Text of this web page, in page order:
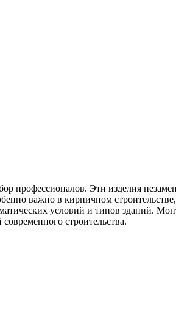
Эти изделия
важно в кирпичном
условий и типов зданий.
строительства.